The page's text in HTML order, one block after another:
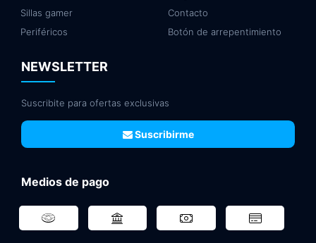
Sillas gamer
Periféricos
Contacto
Botón de arrepentimiento
NEWSLETTER
Suscribite para ofertas exclusivas
Suscribirme
Medios de pago